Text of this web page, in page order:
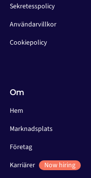
Sekretesspolicy
Användarvillkor
Cookiepolicy
Om
Hem
Marknadsplats
Företag
Karriärer
Now hiring